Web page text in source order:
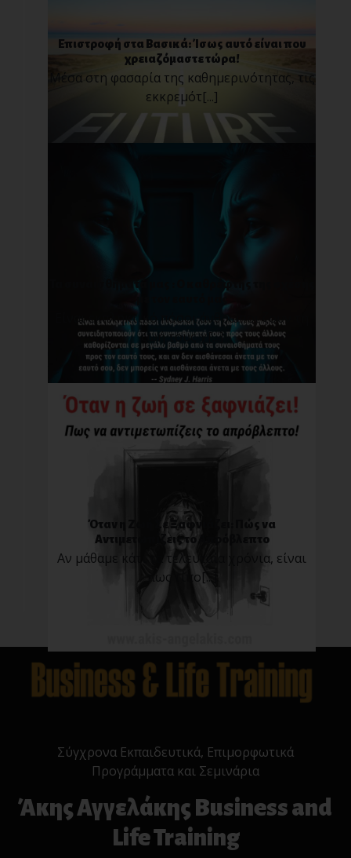
Επιστροφή στα Βασικά: Ίσως αυτό είναι που
χρειαζόμαστε τώρα!
Μέσα στη φασαρία της καθημερινότητας, τις
εκκρεμότ[...]
Τα συναισθήματά μας : O καθρέφτης της σχέσης
Είναι εκπληκτικό πόσοι άνθρωποι ζουν τη
ζωή τους χ[...]
Όταν η Ζωή Σε Ξαφνιάζει: Πώς να
Αντιμετωπίζεις το Απρόβλεπτο
Αν μάθαμε κάτι τα τελευταία χρόνια, είναι
πως τίπο[...]
Σύγχρονα Εκπαιδευτικά, Επιμορφωτικά
Προγράμματα και Σεμινάρια
Άκης Αγγελάκης Business and
Life Training